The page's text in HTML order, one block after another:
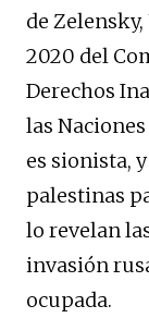
de
2020 del
Derechos
las
es sionista,
palestinas
lo revelan
invasión
ocupada.